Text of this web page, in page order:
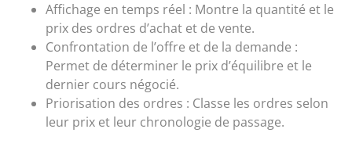
Affichage en temps réel : Montre la quantité et le
prix des ordres d’achat et de vente.
Confrontation de l’offre et de la demande :
Permet de déterminer le prix d’équilibre et le
dernier cours négocié.
Priorisation des ordres : Classe les ordres selon
leur prix et leur chronologie de passage.